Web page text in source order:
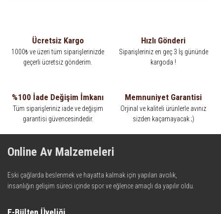
Ücretsiz Kargo
1000₺ ve üzeri tüm siparişlerinizde
geçerli ücretsiz gönderim.
Hızlı Gönderi
Siparişleriniz en geç 3 İş gününde
kargoda !
%100 İade Değişim İmkanı
Tüm siparişleriniz iade ve değişim
garantisi güvencesindedir.
Memnuniyet Garantisi
Orjinal ve kaliteli ürünlerle avınız
sizden kaçamayacak ;)
Online Av Malzemeleri
Eski çağlarda beslenmek ve hayatta kalmak için yapılan avcılık,
insanlığın gelişim süreci içinde spor ve eğlence amaçlı da yapılır oldu.
teknolojinin dokunuşuyla av malzemelerinde en iyisini meydana